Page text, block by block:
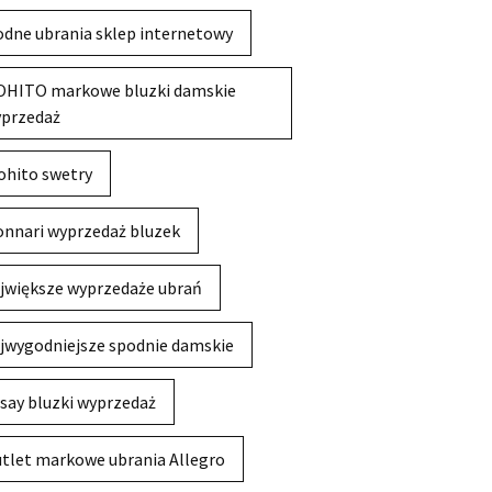
ubrania sklep internetowy
markowe bluzki damskie
swetry
wyprzedaż bluzek
wyprzedaże ubrań
spodnie damskie
bluzki wyprzedaż
markowe ubrania Allegro